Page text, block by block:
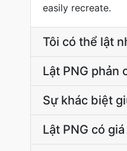
easily recreate.
Tôi có thể lật
Lật PNG phản
Sự khác biệt
Lật PNG có